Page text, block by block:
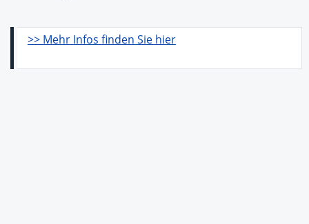
>> Mehr Infos finden Sie hier